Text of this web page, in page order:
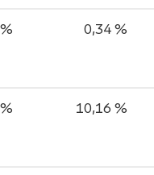
0,34 %
10,16 %